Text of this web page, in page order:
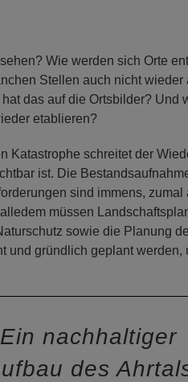
Wie werden sich Orte
Stellen auch nicht wieder
das auf die Ortsbilder? Und
etablieren?
Katastrophe schreitet der
ist. Die
sind immens, zumal
müssen
sowie die Planung
und gründlich geplant
Ein nachhaltiger
des